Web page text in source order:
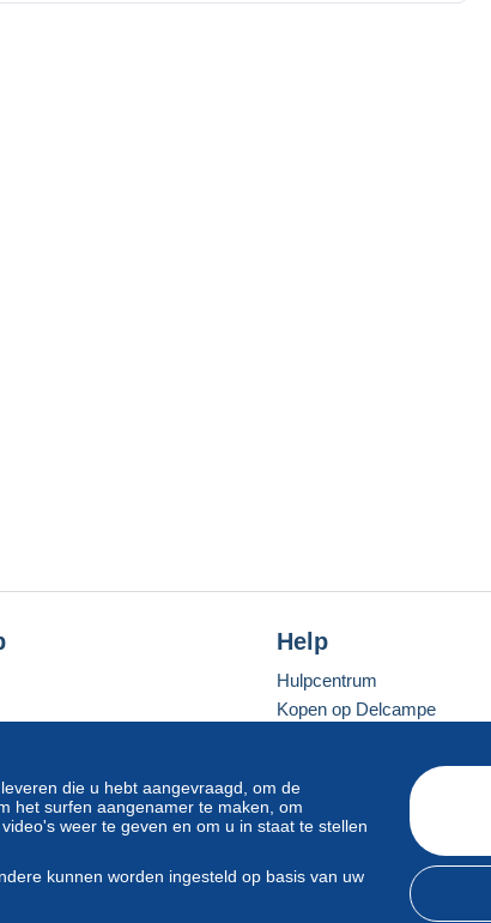
die u hebt aangevraagd, om de
het surfen aangenamer te maken, om
weer te geven en om u in staat te stellen
kunnen worden ingesteld op basis van uw
Help
Hulpcentrum
Kopen op Delcampe
Een beveiligde website